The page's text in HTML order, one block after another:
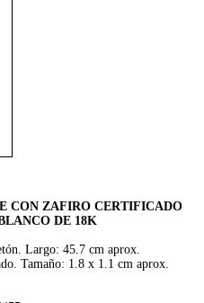
CON ZAFIRO CERTIFICADO
DE 18K
Largo: 45.7 cm aprox.
Tamaño: 1.8 x 1.1 cm aprox.